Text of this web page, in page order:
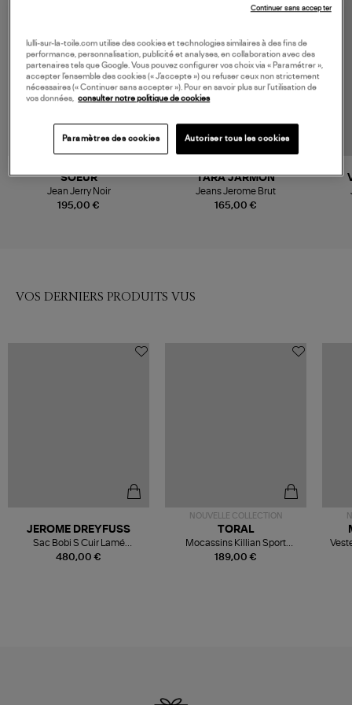
195,00 €
SOEUR
Jean Jerry Noir
165,00 €
TARA JARMON
Jeans Jerome Brut
VOS DERNIERS PRODUITS VUS
480,00 €
JEROME DREYFUSS
Sac Bobi S Cuir Lamé
Champagne
NOUVELLE COLLECTION
189,00 €
TORAL
Mocassins Killian Sport
Mousse
lulli-sur-la-toile.com utilise des cookies et technologies similaires à des fins de
performance, personnalisation, publicité et analyses, en collaboration avec des
partenaires tels que Google. Vous pouvez configurer vos choix via « Paramétrer »,
accepter l’ensemble des cookies (« J’accepte ») ou refuser ceux non strictement
nécessaires (« Continuer sans accepter »). Pour en savoir plus sur l’utilisation de
vos données, consulter notre politique de cookies
Paramètres des cookies Autoriser tous les cookies
Continuer sans accepter